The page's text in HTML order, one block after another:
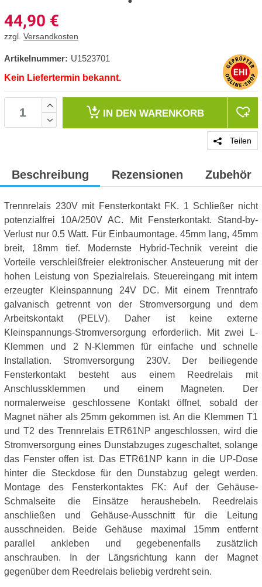
44,90 €
zzgl. Versandkosten
Artikelnummer: U1523701
Kein Liefertermin bekannt.
IN DEN WARENKORB
Teilen
Beschreibung Rezensionen Zubehör
Trennrelais 230V mit Fensterkontakt FK. 1 Schließer nicht
potenzialfrei 10A/250V AC. Mit Fensterkontakt. Stand-by-
Verlust nur 0.5 Watt. Für Einbaumontage. 45mm lang, 45mm
breit, 18mm tief. Modernste Hybrid-Technik vereint die
Vorteile verschleißfreier elektronischer Ansteuerung mit der
hohen Leistung von Spezialrelais. Steuereingang mit intern
erzeugter Kleinspannung 24V DC. Mit einem Trenntrafo
galvanisch getrennt von der Stromversorgung und dem
Arbeitskontakt (PELV). Daher ist keine externe
Kleinspannungs-Stromversorgung erforderlich. Mit zwei L-
Klemmen und 2 N-Klemmen für einfache und schnelle
Installation. Stromversorgung 230V. Der beiliegende
Fensterkontakt besteht aus einem Reedrelais mit
Anschlussklemmen und einem Magneten. Der
normalerweise geschlossene Kontakt öffnet, sobald der
Magnet näher als 25mm gekommen ist. An die Klemmen T1
und T2 des Trennrelais ETR61NP angeschlossen, wird die
Stromversorgung eines Dunstabzuges zugeschaltet, solange
das Fenster offen ist. Das ETR61NP kann in die UP-Dose
hinter die Steckdose für den Dunstabzug gelegt werden.
Montage des Fensterkontaktes FK: Auf der Gehäuse-
Schmalseite die Einsätze heraushebeln. Reedrelais
anschließen und Gehäuse-Ausschnitt für die Leitung
ausschneiden. Beide Gehäuse maximal 15mm entfernt
parallel ankleben und gegebenenfalls zusätzlich
anschrauben. In der Längsrichtung kann der Magnet
gegenüber dem Reedrelais beliebig verdreht sein.